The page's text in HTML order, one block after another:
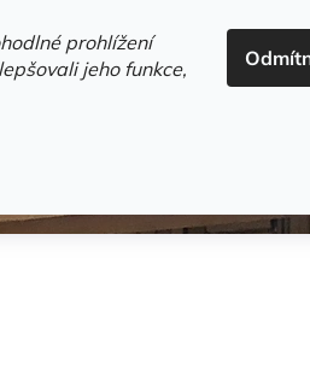
prohlížení
jeho funkce,
HLEDAT